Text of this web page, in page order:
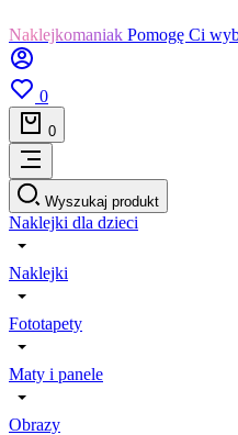
Naklejkomaniak Pomogę Ci
0
0
Wyszukaj produkt
Naklejki dla dzieci
Naklejki
Fototapety
Maty i panele
Obrazy